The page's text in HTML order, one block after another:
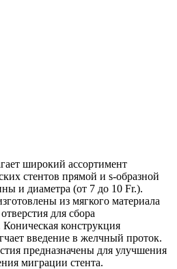
широкий ассортимент
стентов прямой и s-образной
и диаметра (от 7 до 10 Fr.).
из мягкого материала
для сбора
Коническая конструкция
введение в желчный проток.
предназначены для улучшения
миграции стента.